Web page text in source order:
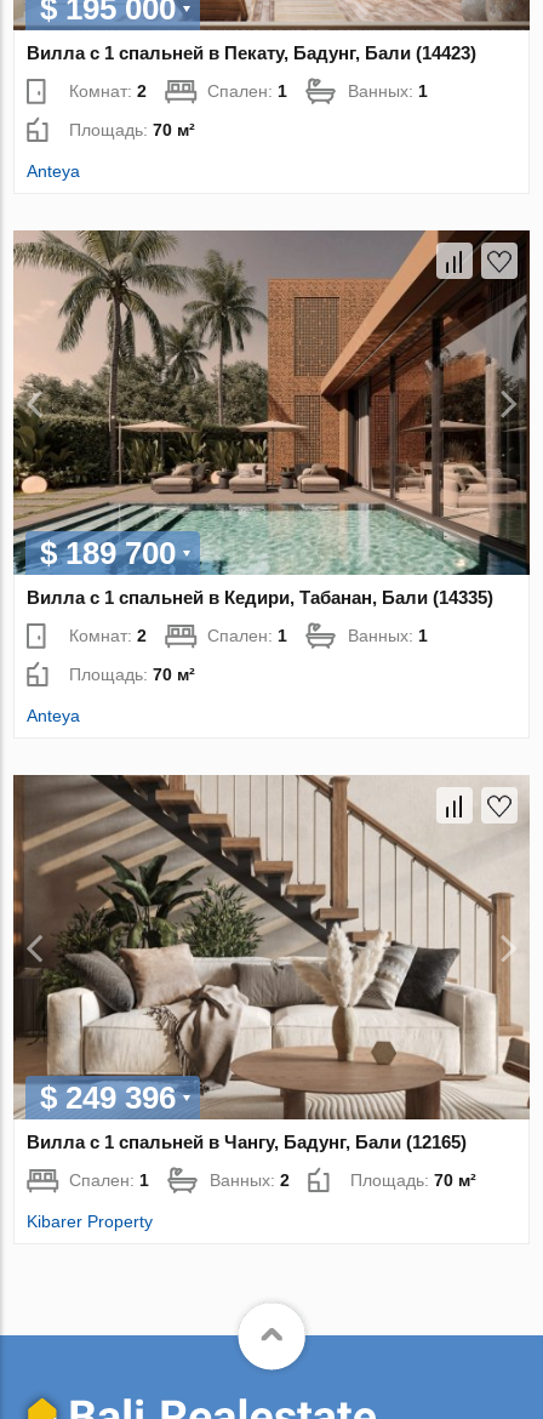
$ 195 000
Вилла с 1 спальней в Пекату, Бадунг, Бали (14423)
Комнат:2 Спален: 1 Ванных: 1
Площадь:70 м²
Anteya
$ 189 700
Вилла с 1 спальней в Кедири, Табанан, Бали (14335)
Комнат:2 Спален: 1 Ванных: 1
Площадь:70 м²
Anteya
$ 249 396
Вилла с 1 спальней в Чангу, Бадунг, Бали (12165)
Спален: 1 Ванных:2 Площадь:70 м²
Kibarer Property